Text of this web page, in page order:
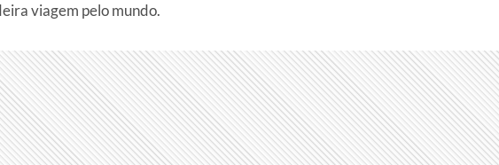
viagem pelo mundo.